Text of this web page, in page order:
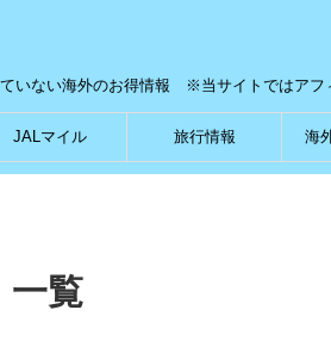
いない海外のお得情報 ※当サイトではアフ
JALマイル 旅行情報 海
一覧